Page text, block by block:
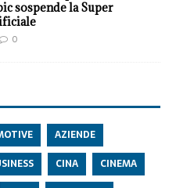
sospende la Super
0
AZIENDE
CINA
CINEMA